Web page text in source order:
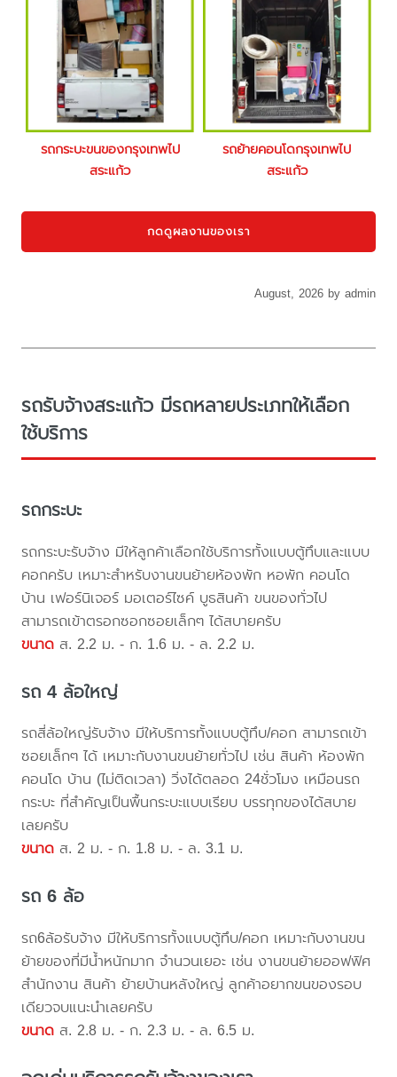
รถกระบะขนของกรุงเทพไป
สระแก้ว
รถย้ายคอนโดกรุงเทพไป
สระแก้ว
กดดูผลงานของเรา
August, 2026 by admin
รถรับจ้างสระแก้ว มีรถหลายประเภทให้เลือก
ใช้บริการ
รถกระบะ
รถกระบะรับจ้าง มีให้ลูกค้าเลือกใช้บริการทั้งแบบตู้ทึบและแบบ
คอกครับ เหมาะสำหรับงานขนย้ายห้องพัก หอพัก คอนโด
บ้าน เฟอร์นิเจอร์ มอเตอร์ไซค์ บูธสินค้า ขนของทั่วไป
สามารถเข้าตรอกซอกซอยเล็กๆ ได้สบายครับ
ขนาด ส. 2.2 ม. - ก. 1.6 ม. - ล. 2.2 ม.
รถ 4 ล้อใหญ่
รถสี่ล้อใหญ่รับจ้าง มีให้บริการทั้งแบบตู้ทึบ/คอก สามารถเข้า
ซอยเล็กๆ ได้ เหมาะกับงานขนย้ายทั่วไป เช่น สินค้า ห้องพัก
คอนโด บ้าน (ไม่ติดเวลา) วิ่งได้ตลอด 24ชั่วโมง เหมือนรถ
กระบะ ที่สำคัญเป็นพื้นกระบะแบบเรียบ บรรทุกของได้สบาย
เลยครับ
ขนาด ส. 2 ม. - ก. 1.8 ม. - ล. 3.1 ม.
รถ 6 ล้อ
รถ6ล้อรับจ้าง มีให้บริการทั้งแบบตู้ทึบ/คอก เหมาะกับงานขน
ย้ายของที่มีน้ำหนักมาก จำนวนเยอะ เช่น งานขนย้ายออฟฟิศ
สำนักงาน สินค้า ย้ายบ้านหลังใหญ่ ลูกค้าอยากขนของรอบ
เดียวจบแนะนำเลยครับ
ขนาด ส. 2.8 ม. - ก. 2.3 ม. - ล. 6.5 ม.